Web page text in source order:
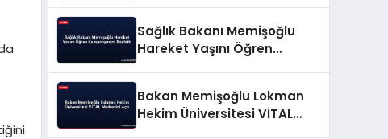
Sağlık Bakanı Memişoğlu
Hareket Yaşını Öğren
Bakan Memişoğlu Lokman
Hekim Üniversitesi VİTAL